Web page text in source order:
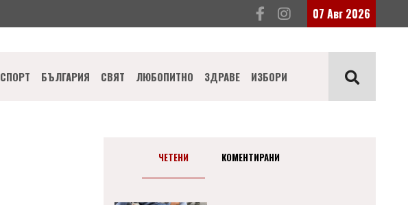
07 Авг 2026
СПОРТ БЪЛГАРИЯ СВЯТ ЛЮБОПИТНО ЗДРАВЕ ИЗБОРИ
ЧЕТЕНИ КОМЕНТИРАНИ